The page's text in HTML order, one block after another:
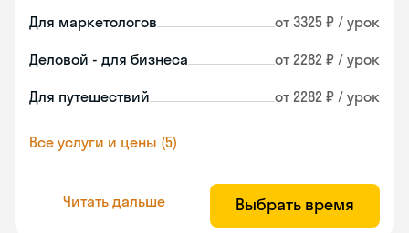
Для маркетологов от 3325 ₽ / урок
Деловой - для бизнеса от 2282 ₽ / урок
Для путешествий от 2282 ₽ / урок
Все услуги и цены (5)
Читать дальше Выбрать время